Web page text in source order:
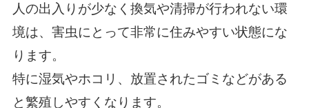
人の出入りが少なく換気や清掃が行われない環
境は、害虫にとって非常に住みやすい状態にな
ります。
特に湿気やホコリ、放置されたゴミなどがある
と繁殖しやすくなります。